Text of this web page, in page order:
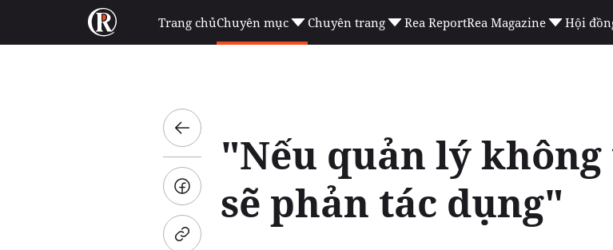
Trang chủChuyên mục Chuyên trang Rea ReportRea Magazine Hội
"Nếu quản lý
sẽ phản tác dụng"